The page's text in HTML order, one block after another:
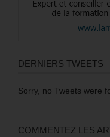
DERNIERS TWEETS
Sorry, no Tweets were
COMMENTEZ LES